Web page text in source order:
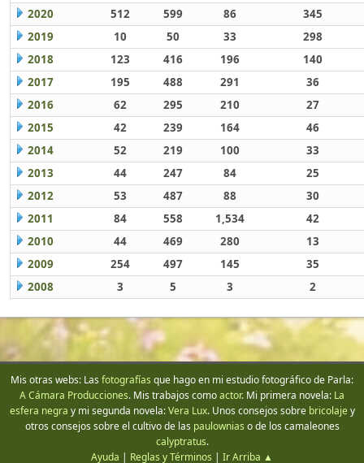
2020
512 599 86
345
2019
10 50 33
298
2018
123 416 196
140
2017
195 488 291
36
2016
62 295 210
27
2015
42 239 164
46
2014
52 219 100
33
2013
44 247 84
25
2012
53 487 88
30
2011
84 558 1,534
42
2010
44 469 280
13
2009
254 497 145
35
2008
3 5 3 2
Mis otras webs: Las fotografías que hago en mi estudio fotográfico de Parla:
A Cámara Producciones. Mis trabajos comoactor. Mi primera novela: La
esfera negra y mi segunda novela:Vera Lux. Unos consejos sobre bricolaje y
otros consejos sobre el cultivo de las paulownias o de los camaleones
calyptratus.
Ayuda | Reglas y Términos | Ir Arriba ▲